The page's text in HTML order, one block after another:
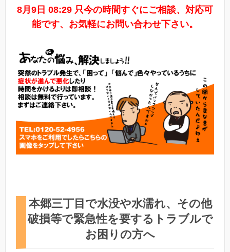
8月9日 08:29 只今の時間すぐにご相談、対応可
能です、お気軽にお問い合わせ下さい。
本郷三丁目で水没や水濡れ、その他
破損等で緊急性を要するトラブルで
お困りの方へ